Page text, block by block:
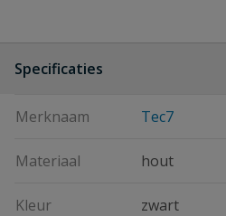
Specificaties
Merknaam Tec7
Materiaal hout
Kleur zwart